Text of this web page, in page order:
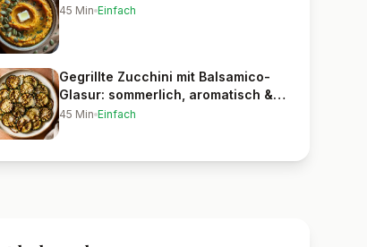
45 Min Einfach
Gegrillte Zucchini mit Balsamico-
Glasur: sommerlich, aromatisch &
blitzschnell
45 Min Einfach